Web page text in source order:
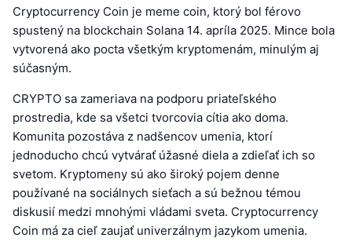
Cryptocurrency Coin je meme coin, ktorý bol férovo
spustený na blockchain Solana 14. apríla 2025. Mince bola
vytvorená ako pocta všetkým kryptomenám, minulým aj
súčasným.
CRYPTO sa zameriava na podporu priateľského
prostredia, kde sa všetci tvorcovia cítia ako doma.
Komunita pozostáva z nadšencov umenia, ktorí
jednoducho chcú vytvárať úžasné diela a zdieľať ich so
svetom. Kryptomeny sú ako široký pojem denne
používané na sociálnych sieťach a sú bežnou témou
diskusií medzi mnohými vládami sveta. Cryptocurrency
Coin má za cieľ zaujať univerzálnym jazykom umenia.